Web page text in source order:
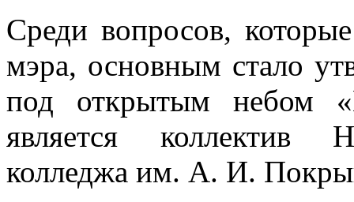
Среди вопросов,
мэра, основным стало
под открытым небом
является коллектив
колледжа им. А. И.